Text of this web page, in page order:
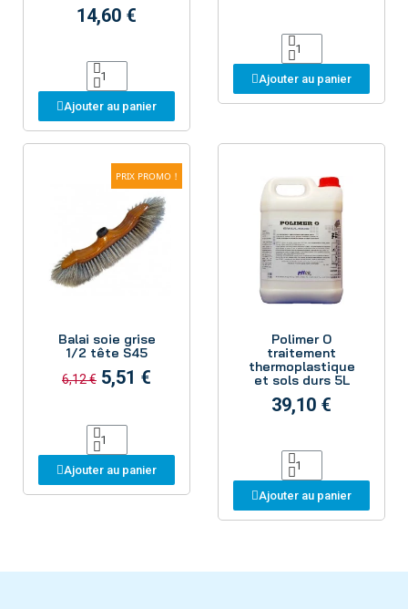
14,60 €
Ajouter au panier
Ajouter au panier
PRIX PROMO !
Balai soie grise
1/2 tête S45
6,12 € 5,51 €
Ajouter au panier
Polimer O
traitement
thermoplastique
et sols durs 5L
39,10 €
Ajouter au panier